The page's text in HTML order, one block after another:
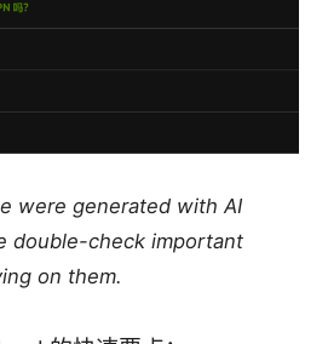
were generated with AI
double-check important
on them.